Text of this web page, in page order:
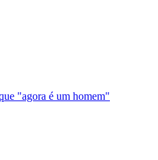
"agora é um homem"